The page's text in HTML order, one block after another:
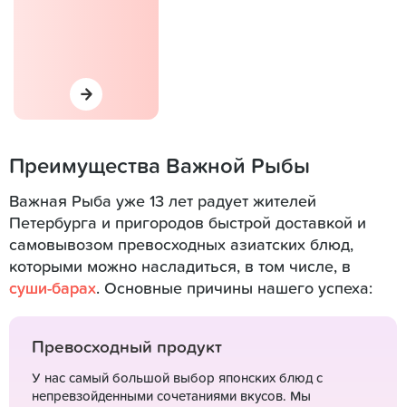
Преимущества Важной Рыбы
Важная Рыба уже 13 лет радует жителей
Петербурга и пригородов быстрой доставкой и
самовывозом превосходных азиатских блюд,
которыми можно насладиться, в том числе, в
суши-барах. Основные причины нашего успеха:
Превосходный продукт
У нас самый большой выбор японских блюд с
непревзойденными сочетаниями вкусов. Мы